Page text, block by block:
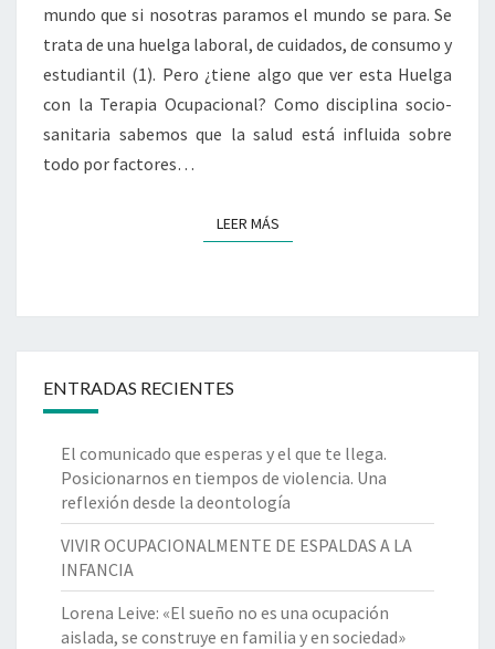
mundo que si nosotras paramos el mundo se para. Se
trata de una huelga laboral, de cuidados, de consumo y
estudiantil (1). Pero ¿tiene algo que ver esta Huelga
con la Terapia Ocupacional? Como disciplina socio-
sanitaria sabemos que la salud está influida sobre
todo por factores…
LEER MÁSLEER MÁS
ENTRADAS RECIENTES
El comunicado que esperas y el que te llega.
Posicionarnos en tiempos de violencia. Una
reflexión desde la deontología
VIVIR OCUPACIONALMENTE DE ESPALDAS A LA
INFANCIA
Lorena Leive: «El sueño no es una ocupación
aislada, se construye en familia y en sociedad»